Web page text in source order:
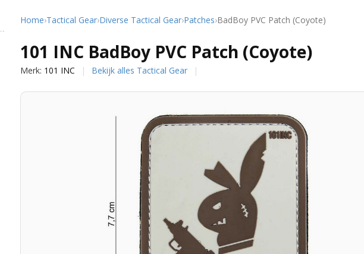
Home›Tactical Gear›Diverse Tactical Gear›Patches›BadBoy PVC Patch (Coyote)
101 INC BadBoy PVC Patch (Coyote)
Merk: 101 INC Bekijk alles Tactical Gear